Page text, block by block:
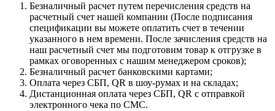
Безналичный расчет путем перечисления средств на
расчетный счет нашей компании (После подписания
спецификации вы можете оплатить счет в течении
указанного в нем времени. После зачисления средств на
наш расчетный счет мы подготовим товар к отгрузке в
рамках оговоренных с нашим менеджером сроков);
Безналичный расчет банковскими картами;
Оплата через СБП, QR в шоу-румах и на складах;
Дистанционная оплата через СБП, QR с отправкой
электронного чека по СМС.